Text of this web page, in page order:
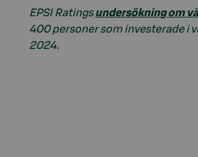
EPSI Ratingsundersökning om
400 personer som investerade i
2024.